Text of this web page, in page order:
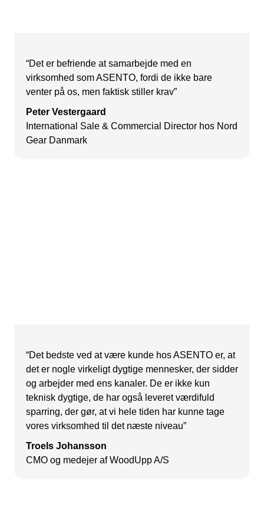
“Det er befriende at samarbejde med en
virksomhed som ASENTO, fordi de ikke bare
venter på os, men faktisk stiller krav”
Peter Vestergaard
International Sale & Commercial Director hos Nord
Gear Danmark
“Det bedste ved at være kunde hos ASENTO er, at
det er nogle virkeligt dygtige mennesker, der sidder
og arbejder med ens kanaler. De er ikke kun
teknisk dygtige, de har også leveret værdifuld
sparring, der gør, at vi hele tiden har kunne tage
vores virksomhed til det næste niveau”
Troels Johansson
CMO og medejer af WoodUpp A/S